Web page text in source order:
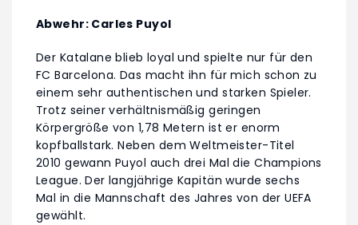
Abwehr: Carles Puyol
Der Katalane blieb loyal und spielte nur für den
FC Barcelona. Das macht ihn für mich schon zu
einem sehr authentischen und starken Spieler.
Trotz seiner verhältnismäßig geringen
Körpergröße von 1,78 Metern ist er enorm
kopfballstark. Neben dem Weltmeister-Titel
2010 gewann Puyol auch drei Mal die Champions
League. Der langjährige Kapitän wurde sechs
Mal in die Mannschaft des Jahres von der UEFA
gewählt.